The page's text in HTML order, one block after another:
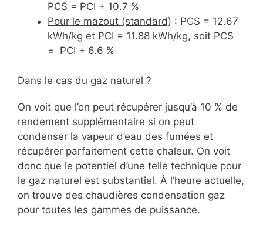
PCS = PCI + 10.7 %
Pour le mazout (standard) : PCS = 12.67
kWh/kg et PCI = 11.88 kWh/kg, soit PCS
= PCI + 6.6 %
Dans le cas du gaz naturel ?
On voit que l’on peut récupérer jusqu’à 10 % de
rendement supplémentaire si on peut
condenser la vapeur d’eau des fumées et
récupérer parfaitement cette chaleur. On voit
donc que le potentiel d’une telle technique pour
le gaz naturel est substantiel. À l’heure actuelle,
on trouve des chaudières condensation gaz
pour toutes les gammes de puissance.